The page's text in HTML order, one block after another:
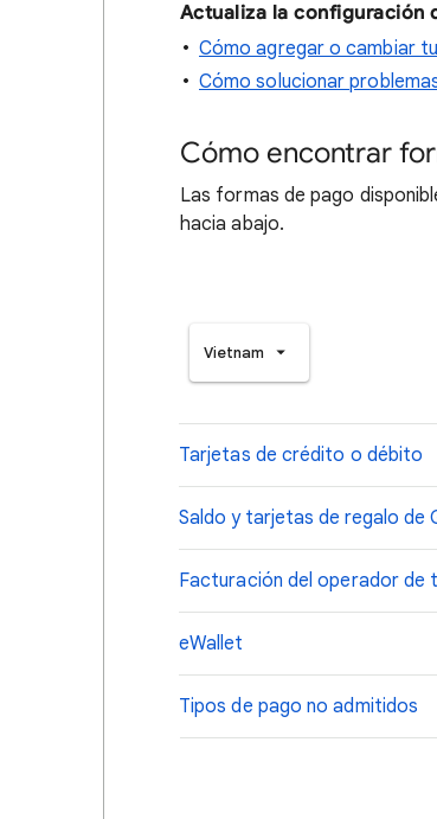
Actualiza la configuración
Cómo agregar o cambiar
Cómo solucionar
Cómo encontrar
Las formas de pago
hacia abajo.
Vietnam
Tarjetas de crédito o débito
Saldo y tarjetas de regalo de
Facturación del operador de
eWallet
Tipos de pago no admitidos